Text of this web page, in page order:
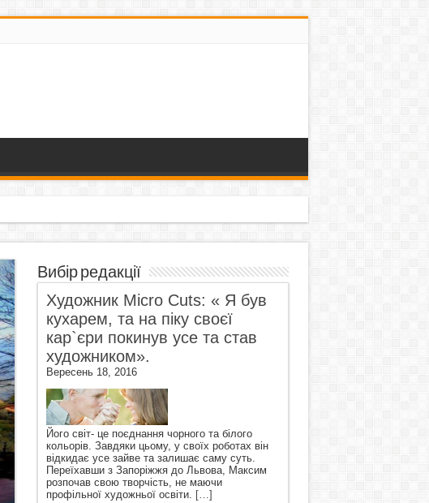
Вибір редакції
Художник Micro Cuts: « Я був
кухарем, та на піку своєї
кар`єри покинув усе та став
художником».
Вересень 18, 2016
Його світ- це поєднання чорного та білого
кольорів. Завдяки цьому, у своїх роботах він
відкидає усе зайве та залишає саму суть.
Переїхавши з Запоріжжя до Львова, Максим
розпочав свою творчість, не маючи
профільної художньої освіти. […]